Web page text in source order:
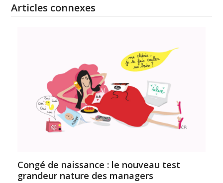
Articles connexes
Congé de naissance : le nouveau test
grandeur nature des managers